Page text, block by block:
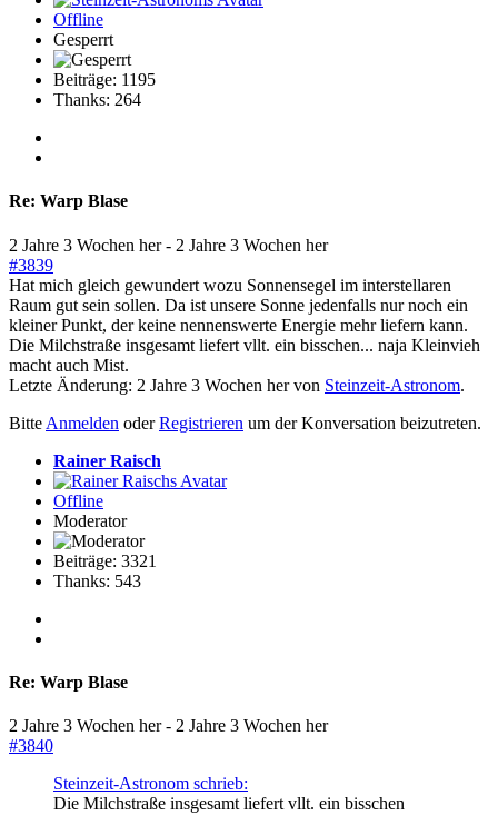
Offline
Gesperrt
Beiträge: 1195
Thanks: 264
Re: Warp Blase
2 Jahre 3 Wochen her- 2 Jahre 3 Wochen her
#3839
Hat mich gleich gewundert wozu Sonnensegel im interstellaren
Raum gut sein sollen. Da ist unsere Sonne jedenfalls nur noch ein
kleiner Punkt, der keine nennenswerte Energie mehr liefern kann.
Die Milchstraße insgesamt liefert vllt. ein bisschen... naja Kleinvieh
macht auch Mist.
Letzte Änderung: 2 Jahre 3 Wochen her von Steinzeit-Astronom.
Bitte Anmelden oderRegistrieren um der Konversation beizutreten.
Rainer Raisch
Offline
Moderator
Beiträge: 3321
Thanks: 543
Re: Warp Blase
2 Jahre 3 Wochen her- 2 Jahre 3 Wochen her
#3840
Steinzeit-Astronom schrieb:
Die Milchstraße insgesamt liefert vllt. ein bisschen